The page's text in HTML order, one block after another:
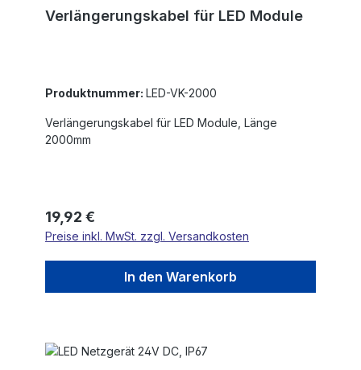
Verlängerungskabel für LED Module
Produktnummer: LED-VK-2000
Verlängerungskabel für LED Module, Länge
2000mm
Regulärer Preis:
19,92 €
Preise inkl. MwSt. zzgl. Versandkosten
In den Warenkorb